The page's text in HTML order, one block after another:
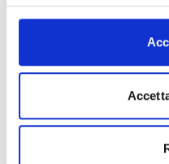
Lastruttura di
dovrebbe coinvolgere i
ricerca e
pubbliche, i pazienti e i
salute e dell'assistenza,
enti competenti dell'UE,